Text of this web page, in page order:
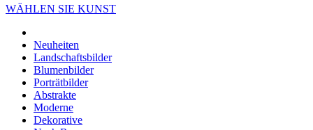
WÄHLEN SIE KUNST
Neuheiten
Landschaftsbilder
Blumenbilder
Porträtbilder
Abstrakte
Moderne
Dekorative